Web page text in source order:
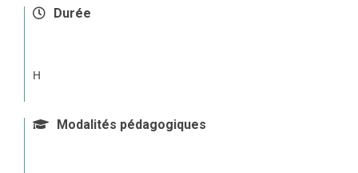
Durée
H
Modalités pédagogiques